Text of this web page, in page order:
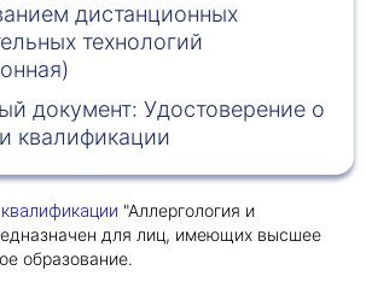
дистанционных
технологий
документ: Удостоверение о
квалификации
"Аллергология и
для лиц, имеющих высшее
образование.
документы
консультацию